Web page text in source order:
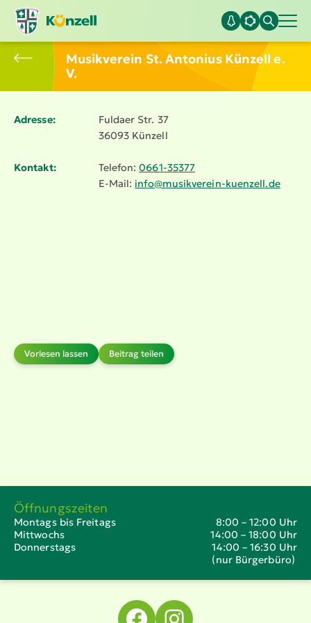
Öffnungszeiten
Montags bis Freitags
8:00 – 12:00 Uhr
Mittwochs
14:00 – 18:00 Uhr
Donnerstags
14:00 – 16:30 Uhr
(nur Bürgerbüro)
Musikverein St. Antonius Künzell e.
V.
Adresse:
Fuldaer Str. 37
36093 Künzell
Kontakt: Telefon:0661-35377
E-Mail: info@​musikverein-​kuenzell.​de
Vorlesen lassen Beitrag teilen